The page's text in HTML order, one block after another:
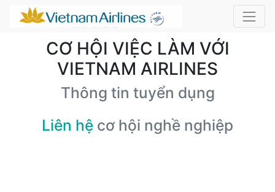
CƠ HỘI VIỆC LÀM VỚI
VIETNAM AIRLINES
Thông tin tuyển dụng
Liên hệ cơ hội nghề nghiệp